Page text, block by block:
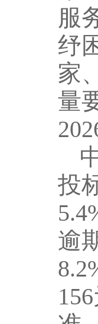
服
纾
家
量
202
投
5.4
逾
8.2
156